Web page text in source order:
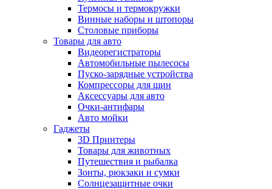
Термосы и термокружки
Винные наборы и штопоры
Столовые приборы
Товары для авто
Видеорегистраторы
Автомобильные пылесосы
Пуско-зарядные устройства
Компрессоры для шин
Аксессуары для авто
Очки-антифары
Авто мойки
Гаджеты
3D Принтеры
Товары для животных
Путешествия и рыбалка
Зонты, рюкзаки и сумки
Солнцезащитные очки